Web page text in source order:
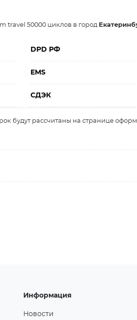
travel 50000 циклов в город
DPD РФ
EMS
СДЭК
будут рассчитаны на странице
Информация
Новости